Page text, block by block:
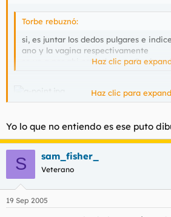
Torbe rebuznó:
si, es juntar los dedos pulgares e
ano y la vagina respectivamente
se ve q por ahi esta el punto G y las
Haz clic para
en la cara anterior de la vagina, y si
vez dentro de ano y vagina, estarías
posterior de ésta, no la anterior. ¿Cómo
el punto G? A ver si nos lo puedes
favor.
Haz clic para
Yo lo que no entiendo es ese puto
S sam_fisher_
Veterano
19 Sep 2005